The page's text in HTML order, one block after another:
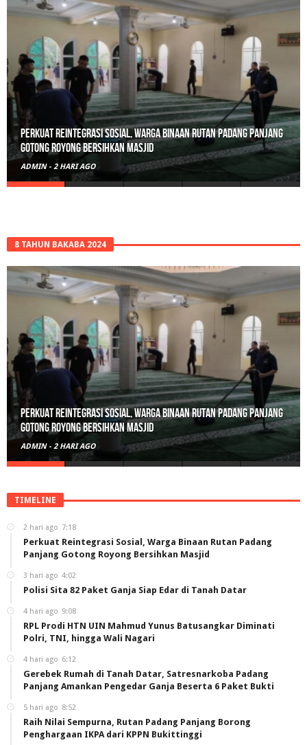
Polisi Sita 82 Paket Ganja Siap Edar di Tanah Datar
ADMIN - 3 HARI AGO
8 TAHUN BAKABA 2024
Polisi Sita 82 Paket Ganja Siap Edar di Tanah Datar
ADMIN - 3 HARI AGO
TIMELINE
2 hari ago 7:18
Perkuat Reintegrasi Sosial, Warga Binaan Rutan Padang
Panjang Gotong Royong Bersihkan Masjid
3 hari ago 4:02
Polisi Sita 82 Paket Ganja Siap Edar di Tanah Datar
4 hari ago 9:08
RPL Prodi HTN UIN Mahmud Yunus Batusangkar Diminati
Polri, TNI, hingga Wali Nagari
4 hari ago 6:12
Gerebek Rumah di Tanah Datar, Satresnarkoba Padang
Panjang Amankan Pengedar Ganja Beserta 6 Paket Bukti
5 hari ago 8:52
Raih Nilai Sempurna, Rutan Padang Panjang Borong
Penghargaan IKPA dari KPPN Bukittinggi